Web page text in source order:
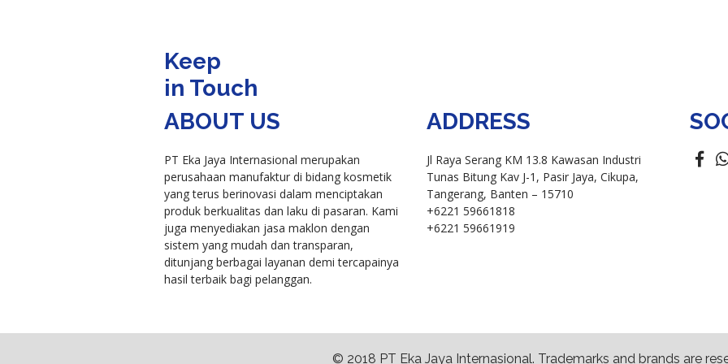
Keep
in Touch
ABOUT US
PT Eka Jaya Internasional merupakan
perusahaan manufaktur di bidang kosmetik
yang terus berinovasi dalam menciptakan
produk berkualitas dan laku di pasaran. Kami
juga menyediakan jasa maklon dengan
sistem yang mudah dan transparan,
ditunjang berbagai layanan demi tercapainya
hasil terbaik bagi pelanggan.
ADDRESS
Jl Raya Serang KM 13.8 Kawasan Industri
Tunas Bitung Kav J-1, Pasir Jaya, Cikupa,
Tangerang, Banten – 15710
+6221 59661818
+6221 59661919
© 2018 PT Eka Jaya Internasional. Trademarks and brands are